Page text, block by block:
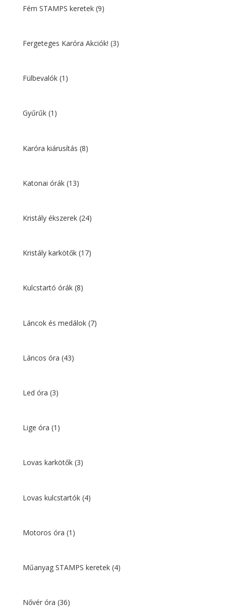
Fém STAMPS keretek (9)
Fergeteges Karóra Akciók! (3)
Fülbevalók (1)
Gyűrűk (1)
Karóra kiárusítás (8)
Katonai órák (13)
Kristály ékszerek (24)
Kristály karkötők (17)
Kulcstartó órák (8)
Láncok és medálok (7)
Láncos óra (43)
Led óra (3)
Lige óra (1)
Lovas karkötők (3)
Lovas kulcstartók (4)
Motoros óra (1)
Műanyag STAMPS keretek (4)
Nővér óra (36)